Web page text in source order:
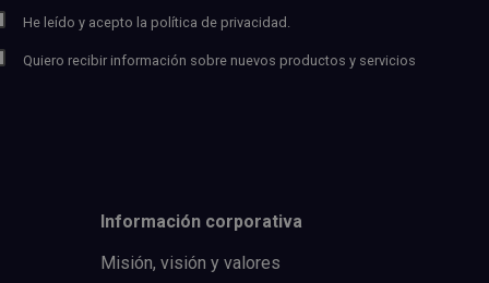
He leído y acepto la política de privacidad.
Quiero recibir información sobre nuevos productos y servicios
Información corporativa
Misión, visión y valores